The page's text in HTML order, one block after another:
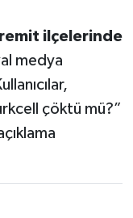
ilçelerinde
medya
çöktü mü?”